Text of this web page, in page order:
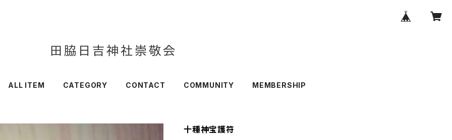
ALL ITEM CATEGORY CONTACT COMMUNITY MEMBERSHIP
十種神宝護符